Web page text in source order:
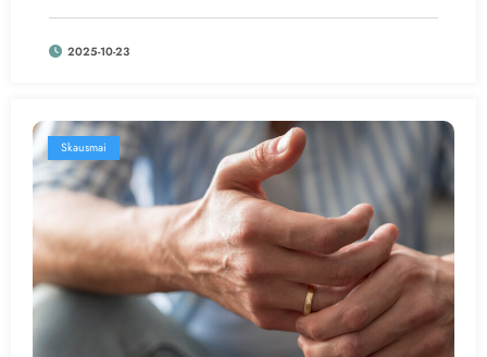
2025-10-23
Skausmai